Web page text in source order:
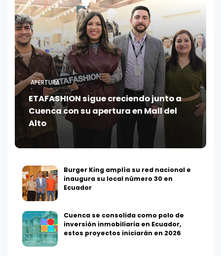
APERTURA
ETAFASHION sigue creciendo junto a
Cuenca con su apertura en Mall del
Alto
Burger King amplía su red nacional e
inaugura su local número 30 en
Ecuador
Cuenca se consolida como polo de
inversión inmobiliaria en Ecuador,
estos proyectos iniciarán en 2026